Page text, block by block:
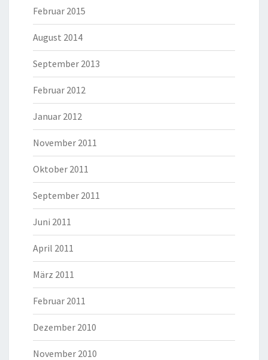
Februar 2015
August 2014
September 2013
Februar 2012
Januar 2012
November 2011
Oktober 2011
September 2011
Juni 2011
April 2011
März 2011
Februar 2011
Dezember 2010
November 2010